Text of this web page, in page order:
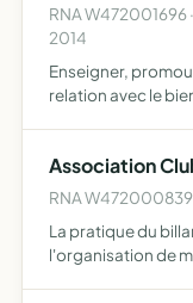
RNA W472001696
2014
Enseigner,
relation avec le
Association
RNA W472000839
La pratique du
l'organisation de